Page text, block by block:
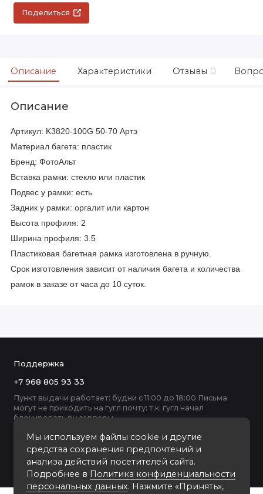
Поделиться
Описание Характеристики Отзывы 0
Описание
Артикул: K3820-100G 50-70 Артэ
Материал багета: пластик
Бренд: ФотоАльт
Вставка рамки: стекло или пластик
Подвес у рамки: есть
Задник у рамки: оргалит или картон
Высота профиля: 2
Ширина профиля: 3.5
Пластиковая багетная рамка изготовлена в ручную.
Срок изготовления зависит от наличия багета и количества
рамок в заказе от часа до 10 суток.
Мы используем файлы cookie и другие
средства сохранения предпочтений и
анализа действий посетителей сайта.
Подробнее в Политика конфиденциальности
персональных данных. Нажмите «Принять»,
Поддержка
+7 968 805 93 33
Пункт выдачи работает: будни с 11:00 до 18:00 Письма
могут не приходить на гугл почту: т.к. гугл начал
блокировать ру серверы